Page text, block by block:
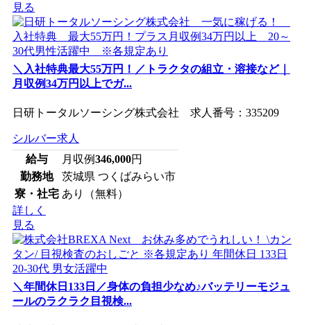
見る
＼入社特典最大55万円！／トラクタの組立・溶接など｜
月収例34万円以上でガ...
日研トータルソーシング株式会社 求人番号：335209
シルバー求人
給与
月収例346,000円
勤務地
茨城県 つくばみらい市
寮・社宅 あり（無料）
詳しく
見る
＼年間休日133日／身体の負担少なめ♪バッテリーモジュ
ールのラクラク目視検...